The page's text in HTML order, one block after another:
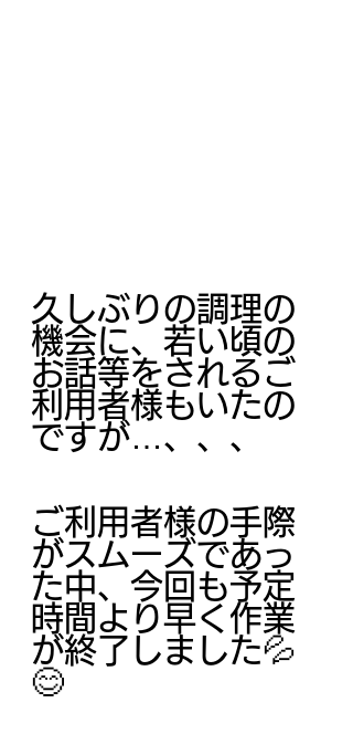
久しぶりの調理の
機会に、若い頃の
お話等をされるご
利用者様もいたの
ですが…、、、
ご利用者様の手際
がスムーズであっ
た中、今回も予定
時間より早く作業
が終了しました💦
😊